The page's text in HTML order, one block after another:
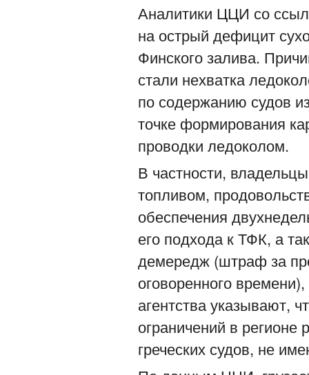
Аналитики ЦЦИ со
на острый дефицит
Финского залива.
стали нехватка
по содержанию судов
точке формирования
проводки ледоколом.
В частности,
топливом,
обеспечения
его подхода к ТФК, а
демередж (штраф за
оговоренного
агентства указывают,
ограничений в регионе
греческих судов, не